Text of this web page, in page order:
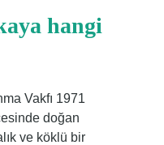
hangi
Vakfı 1971
doğan
ve köklü bir